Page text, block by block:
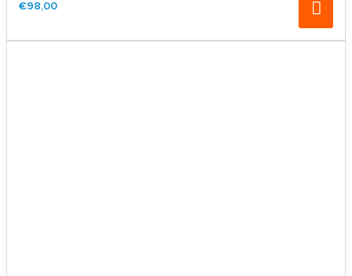
€98,00